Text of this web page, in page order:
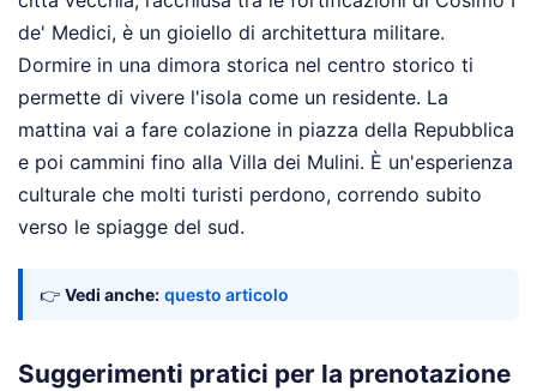
de' Medici, è un gioiello di architettura militare.
Dormire in una dimora storica nel centro storico ti
permette di vivere l'isola come un residente. La
mattina vai a fare colazione in piazza della Repubblica
e poi cammini fino alla Villa dei Mulini. È un'esperienza
culturale che molti turisti perdono, correndo subito
verso le spiagge del sud.
👉 Vedi anche: questo articolo
Suggerimenti pratici per la prenotazione